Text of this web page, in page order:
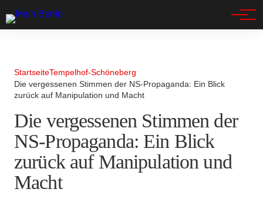
StartseiteTempelhof-Schöneberg
Die vergessenen Stimmen der NS-Propaganda: Ein Blick
zurück auf Manipulation und Macht
Die vergessenen Stimmen der
NS-Propaganda: Ein Blick
zurück auf Manipulation und
Macht